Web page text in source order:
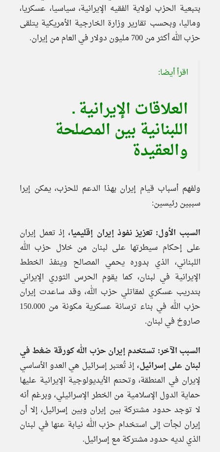
بتبعية الحزب لولاية الفقيه الإيرانية، سياسيا، عسكريا،
وماليا، وبحسب تقارير وزارة الخارجية الأمريكية يتلقى
حزب الله أكثر من 700 مليون دولار في العام من إيران.
اقرأ أيضا:
العلاقات الإيرانية ـ
اللبنانية بين المصلحة
والعقيدة
ولفهم أسباب قيام إيران بهذا الدعم للحزب، يمكن إيرا
سببين رئيسين:
السبب الأول: تعزيز نفوذ إيران إقليميا، إذ تعمل إيران
على إحكام سيطرتها على لبنان من خلال حزب الله
اللبناني، الذي بدوره يحمي المصالح وينفذ الخطط
الإيرانية في لبنان، كما يقوم الحرس الثوري الإيراني
بتدريب عسكري لمقاتلي حزب الله، وقد ساعدت إيران
حزب الله في بناء ترسانة عسكرية مكونة من 150.000
صاروخ في لبنان.
السبب الآخر: تستخدم إيران حزب الله كورقة ضغط في
لبنان على إسرائيل، إذ تُعتبر إسرائيل هي العدو الأساسي
لإيران في المنطقة، وتحتم الأيديولوجية الإيرانية عليها
حماية الدول الإسلامية من الخطر الإسرائيلي، وبرغم أنه
لا توجد حدود مشتركة بين إيران وبين إسرائيل، إلا أن
إيران لجأت إلى استخدام حزب الله نيابة عنها في لبنان
الذي لديه حدود مشتركة مع إسرائيل.